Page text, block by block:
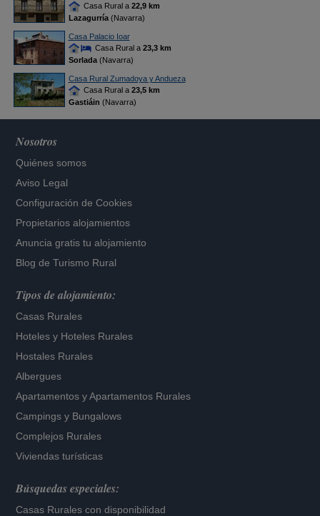
Casa Rural a 22,9 km
Lazagurría(Navarra)
Casa Palacio Ioar
Casa Rural a 23,3 km
Sorlada(Navarra)
Casa Rural Zumadoya y Andueza
Casa Rural a 23,5 km
Gastiáin (Navarra)
Nosotros
Quiénes somos
Aviso Legal
Configuración de Cookies
Propietarios alojamientos
Anuncia gratis tu alojamiento
Blog de Turismo Rural
Tipos de alojamiento:
Casas Rurales
Hoteles y Hoteles Rurales
Hostales Rurales
Albergues
Apartamentos yApartamentos Rurales
Campings y Bungalows
Complejos Rurales
Viviendas turísticas
Búsquedas especiales:
Casas Rurales con disponibilidad